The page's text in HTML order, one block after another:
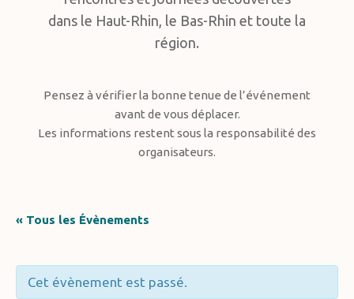
dans le Haut-Rhin, le Bas-Rhin et toute la
région.
Pensez à vérifier la bonne tenue de l’événement
avant de vous déplacer.
Les informations restent sous la responsabilité des
organisateurs.
« Tous les Évènements
Cet évènement est passé.